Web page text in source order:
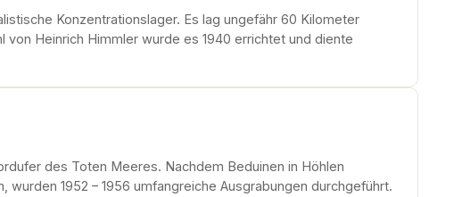
Konzentrationslager. Es lag ungefähr 60 Kilometer
von Heinrich Himmler wurde es 1940 errichtet und diente
des Toten Meeres. Nachdem Beduinen in Höhlen
1952 – 1956 umfangreiche Ausgrabungen durchgeführt.